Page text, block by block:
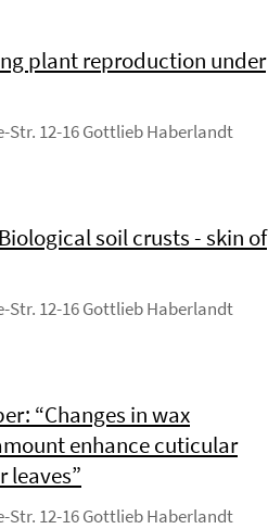
plant reproduction under
Str. 12-16 Gottlieb Haberlandt
soil crusts - skin of
Str. 12-16 Gottlieb Haberlandt
“Changes in wax
enhance cuticular
leaves”
Str. 12-16 Gottlieb Haberlandt